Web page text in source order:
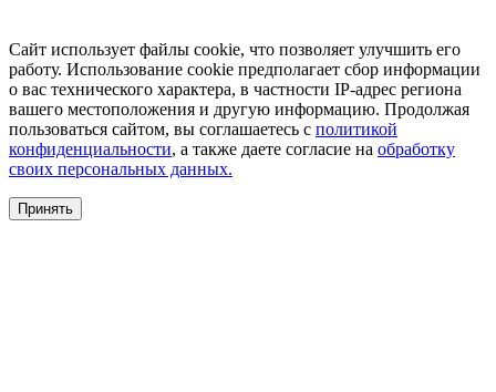
Сайт использует файлы cookie, что позволяет улучшить его
работу. Использование cookie предполагает сбор информации
о вас технического характера, в частности IP-адрес региона
вашего местоположения и другую информацию. Продолжая
пользоваться сайтом, вы соглашаетесь с политикой
конфиденциальности, а также даете согласие на обработку
своих персональных данных.
Принять